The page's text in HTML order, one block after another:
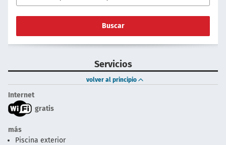
Buscar
Servicios
volver al principio
Internet
gratis
más
Piscina exterior